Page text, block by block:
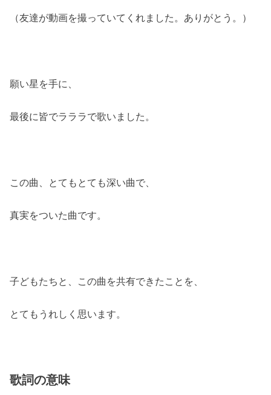
（友達が動画を撮っていてくれました。ありがとう。）
願い星を手に、
最後に皆でラララで歌いました。
この曲、とてもとても深い曲で、
真実をついた曲です。
子どもたちと、この曲を共有できたことを、
とてもうれしく思います。
歌詞の意味